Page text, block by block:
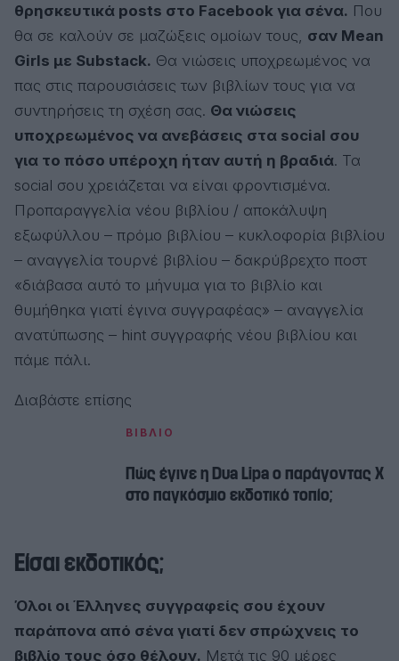
θρησκευτικά posts στο Facebook για σένα. Που
θα σε καλούν σε μαζώξεις ομοίων τους, σαν Mean
Girls με Substack. Θα νιώσεις υποχρεωμένος να
πας στις παρουσιάσεις των βιβλίων τους για να
συντηρήσεις τη σχέση σας. Θα νιώσεις
υποχρεωμένος να ανεβάσεις στα social σου
για το πόσο υπέροχη ήταν αυτή η βραδιά. Τα
social σου χρειάζεται να είναι φροντισμένα.
Προπαραγγελία νέου βιβλίου / αποκάλυψη
εξωφύλλου – πρόμο βιβλίου – κυκλοφορία βιβλίου
– αναγγελία τουρνέ βιβλίου – δακρύβρεχτο ποστ
«διάβασα αυτό το μήνυμα για το βιβλίο και
θυμήθηκα γιατί έγινα συγγραφέας» – αναγγελία
ανατύπωσης – hint συγγραφής νέου βιβλίου και
πάμε πάλι.
Διαβάστε επίσης
ΒΙΒΛΙΟ
Πώς έγινε η Dua Lipa ο παράγοντας Χ
στο παγκόσμιο εκδοτικό τοπίο;
Είσαι εκδοτικός;
Όλοι οι Έλληνες συγγραφείς σου έχουν
παράπονα από σένα γιατί δεν σπρώχνεις το
βιβλίο τους όσο θέλουν. Μετά τις 90 μέρες